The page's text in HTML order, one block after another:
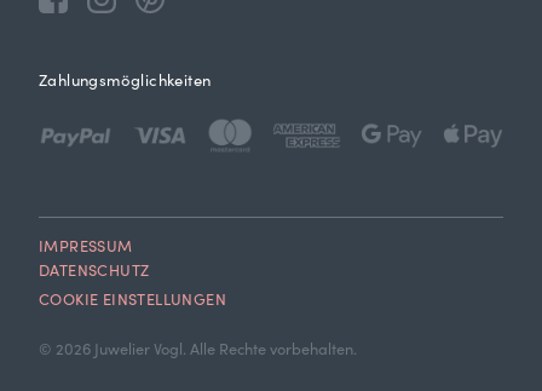
Zahlungsmöglichkeiten
IMPRESSUM
DATENSCHUTZ
COOKIE EINSTELLUNGEN
© 2026 Juwelier Vogl. Alle Rechte vorbehalten.